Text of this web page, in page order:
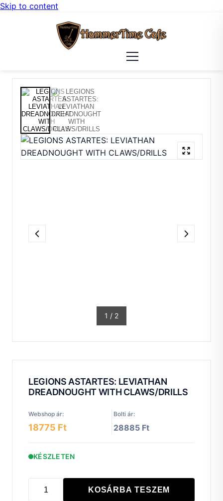
Skip to content
1 / 2
LEGIONS ASTARTES: LEVIATHAN
DREADNOUGHT WITH CLAWS/DRILLS
Webshop ár: Bolti ár:
18775 Ft 28885 Ft
KÉSZLETEN
LEGIONS
KOSÁRBA TESZEM